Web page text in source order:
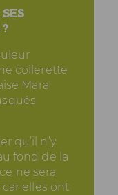
collerette
Mara
qu’il n’y
fond de la
ne sera
car elles ont